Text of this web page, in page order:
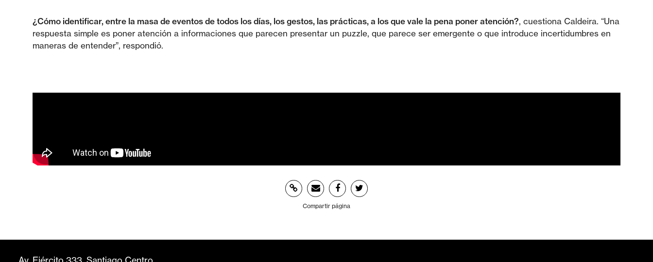
¿Cómo identificar, entre la masa de eventos de todos los días, los gestos, las prácticas, a los que vale la pena poner atención?, cuestiona Caldeira. “Una
respuesta simple es poner atención a informaciones que parecen presentar un puzzle, que parece ser emergente o que introduce incertidumbres en
maneras de entender”, respondió.
Compartir página
Av. Ejército 333, Santiago Centro,